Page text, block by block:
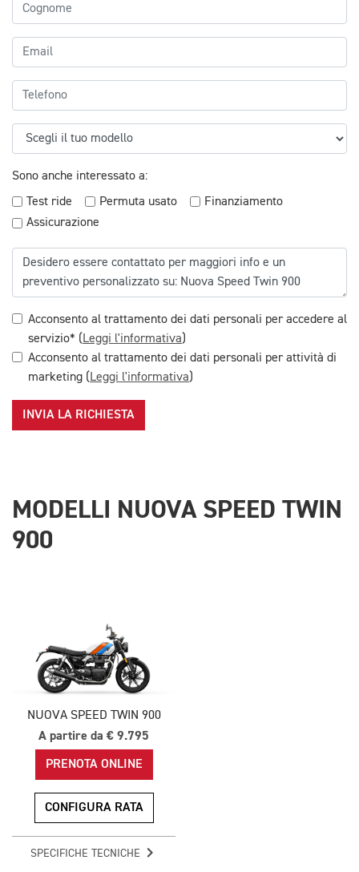
Sono anche interessato a:
Test ride
Permuta usato
Finanziamento
Assicurazione
Acconsento al trattamento dei dati personali per accedere al
servizio* (Leggi l'informativa)
Acconsento al trattamento dei dati personali per attività di
marketing (Leggi l'informativa)
INVIA LA RICHIESTA
MODELLI NUOVA SPEED TWIN
900
NUOVA SPEED TWIN 900
A partire da € 9.795
PRENOTA ONLINE
CONFIGURA RATA
SPECIFICHE TECNICHE